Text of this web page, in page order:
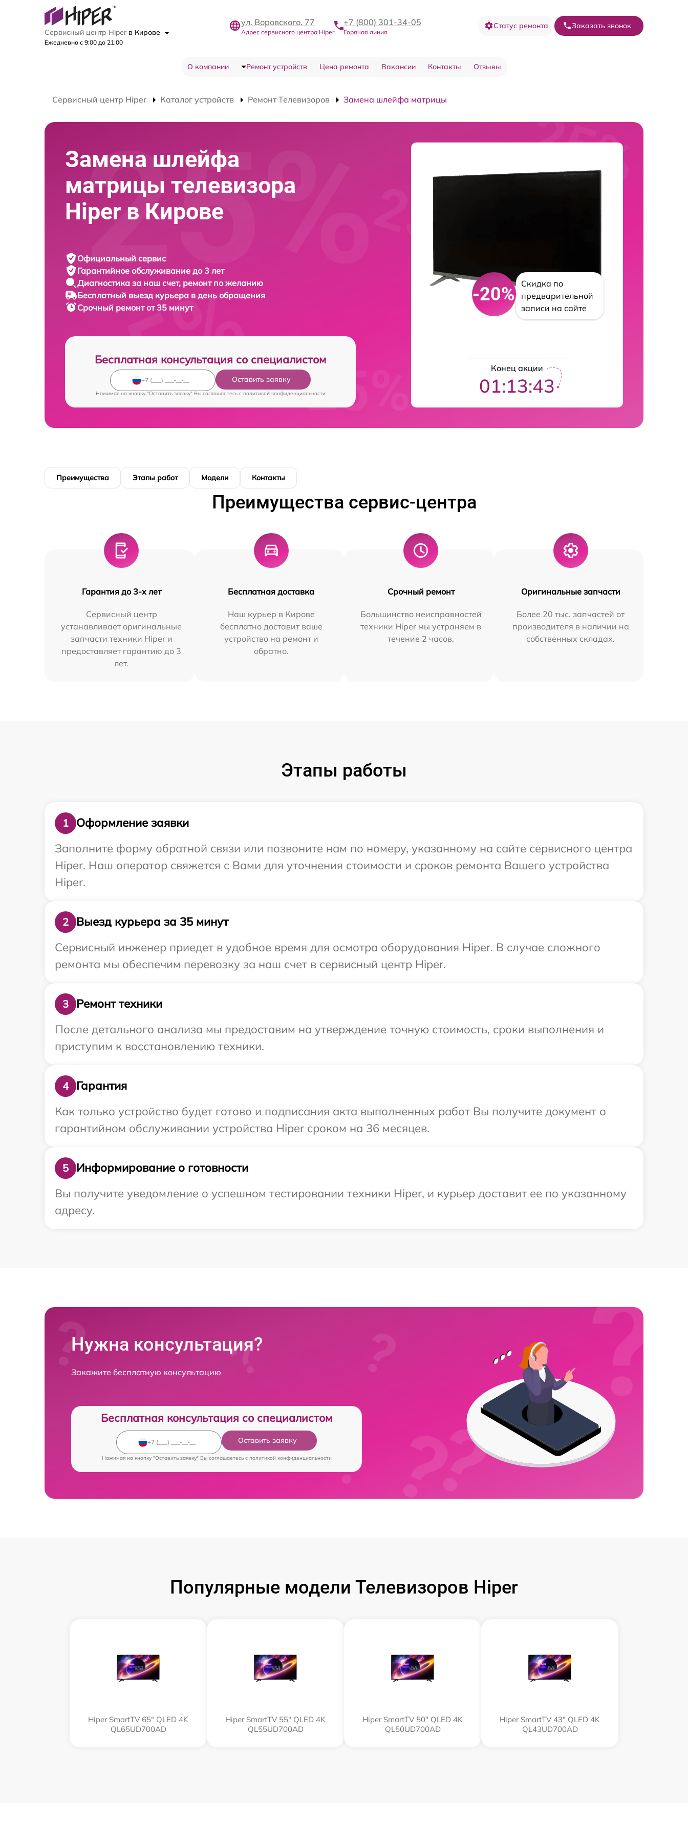
Сервисный центр Hiper в Кирове
Ежедневно с 9:00 до 21:00
ул. Воровского, 77
Адрес сервисного центра Hiper
+7 (800) 301-34-05
Горячая линия
Статус ремонта Заказать звонок
О компании Ремонт устройств Цена ремонта Вакансии Контакты Отзывы
Сервисный центр Hiper Каталог устройств Ремонт Телевизоров Замена шлейфа матрицы
Замена шлейфа
матрицы телевизора
Hiper в Кирове
Официальный сервис
Гарантийное обслуживание до 3 лет
Диагностика за наш счет, ремонт по желанию
Бесплатный выезд курьера в день обращения
Срочный ремонтот 35 минут
Бесплатная консультация со специалистом
Оставить заявку
Нажимая на кнопку "Оставить заявку" Вы соглашаетесь c политикой конфиденциальности
-20%
Скидка по
предварительной
записи на сайте
Конец акции
01:13:42
Преимущества Этапы работ Модели Контакты
Преимущества сервис-центра
Гарантия до 3-х лет
Сервисный центр
устанавливает оригинальные
запчасти техники Hiper и
предоставляет гарантию до 3
лет.
Бесплатная доставка
Наш курьер в Кирове
бесплатно доставит ваше
устройство на ремонт и
обратно.
Срочный ремонт
Большинство неисправностей
техники Hiper мы устраняем в
течение 2 часов.
Оригинальные запчасти
Более 20 тыс. запчастей от
производителя в наличии на
собственных складах.
Этапы работы
1
Оформление заявки
Заполните форму обратной связи или позвоните нам по номеру, указанному на сайте сервисного центра
Hiper. Наш оператор свяжется с Вами для уточнения стоимости и сроков ремонта Вашего устройства
Hiper.
2
Выезд курьера за 35 минут
Сервисный инженер приедет в удобное время для осмотра оборудования Hiper. В случае сложного
ремонта мы обеспечим перевозку за наш счет в сервисный центр Hiper.
3
Ремонт техники
После детального анализа мы предоставим на утверждение точную стоимость, сроки выполнения и
приступим к восстановлению техники.
4
Гарантия
Как только устройство будет готово и подписания акта выполненных работ Вы получите документ о
гарантийном обслуживании устройства Hiper сроком на 36 месяцев.
5
Информирование о готовности
Вы получите уведомление о успешном тестировании техники Hiper, и курьер доставит ее по указанному
адресу.
Нужна консультация?
Закажите бесплатную консультацию
Бесплатная консультация со специалистом
Оставить заявку
Нажимая на кнопку "Оставить заявку" Вы соглашаетесь c политикой конфиденциальности
Популярные модели Телевизоров Hiper
Hiper SmartTV 65" QLED 4K
QL65UD700AD
Hiper SmartTV 55" QLED 4K
QL55UD700AD
Hiper SmartTV 50" QLED 4K
QL50UD700AD
Hiper SmartTV 43" QLED 4K
QL43UD700AD